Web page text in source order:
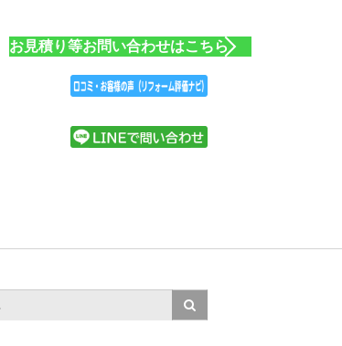
お見積り等お問い合わせはこちら